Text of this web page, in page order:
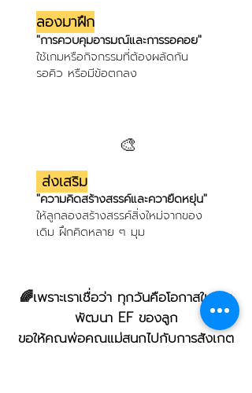
ลองมาฝึก
"การควบคุมอารมณ์และการรอคอย"
ใช้เกมหรือกิจกรรมที่ต้องผลัดกัน
รอคิว หรือมีข้อตกลง
🎨
ส่งเสริม
"ความคิดสร้างสรรค์และควายืดหยุ่น"
ให้ลูกลองสร้างสรรค์สิ่งใหม่จากของ
เดิม ฝึกคิดหลาย ๆ มุม
🌈เพราะเราเชื่อว่า ทุกวันคือโอกาสในการ
พัฒนา EF ของลูก
ขอให้คุณพ่อคุณแม่สนุกไปกับการสังเกต